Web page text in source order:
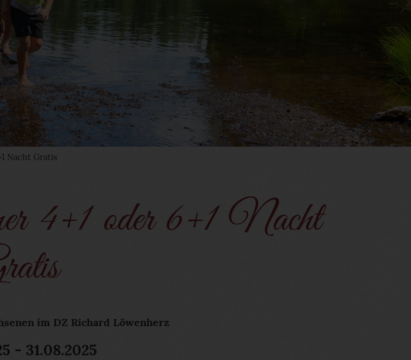
Nacht Gratis
4+1 oder 6+1 Nacht
im DZ Richard Löwenherz
- 31.08.2025